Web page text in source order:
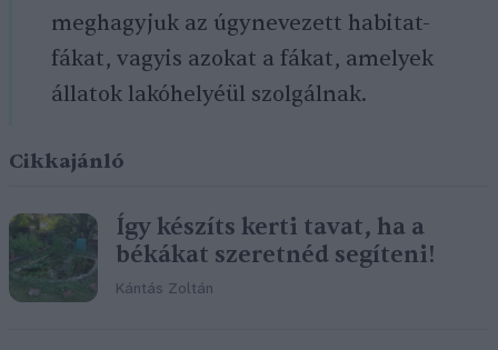
meghagyjuk az úgynevezett habitat-
fákat, vagyis azokat a fákat, amelyek
állatok lakóhelyéül szolgálnak.
Cikkajánló
Így készíts kerti tavat, ha a
békákat szeretnéd segíteni!
Kántás Zoltán